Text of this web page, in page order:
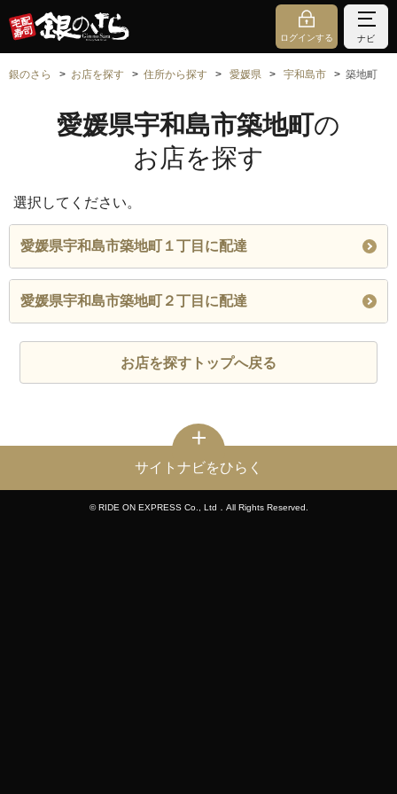
ログインする ナビ
銀のさら お店を探す 住所から探す 愛媛県 宇和島市 築地町
愛媛県宇和島市築地町の
お店を探す
選択してください。
愛媛県宇和島市築地町１丁目に配達
愛媛県宇和島市築地町２丁目に配達
お店を探すトップへ戻る
サイトナビをひらく
© RIDE ON EXPRESS Co., Ltd．All Rights Reserved.